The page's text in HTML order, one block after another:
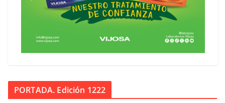
PORTADA. Edición 1222